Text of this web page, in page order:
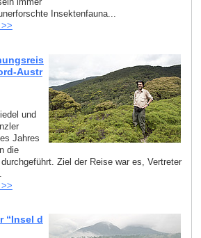
Insektenfauna...
Austr
und
Jahres
die
Ziel der Reise war es, Vertreter
“Insel d